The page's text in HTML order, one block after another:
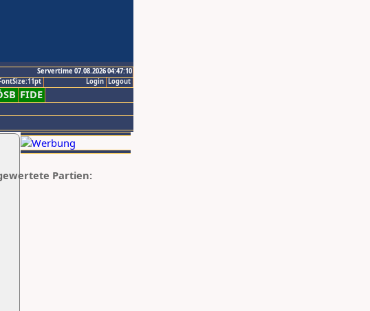
Servertime 07.08.2026 04:47:10
Logout
Login
FIDE
gewertete Partien: